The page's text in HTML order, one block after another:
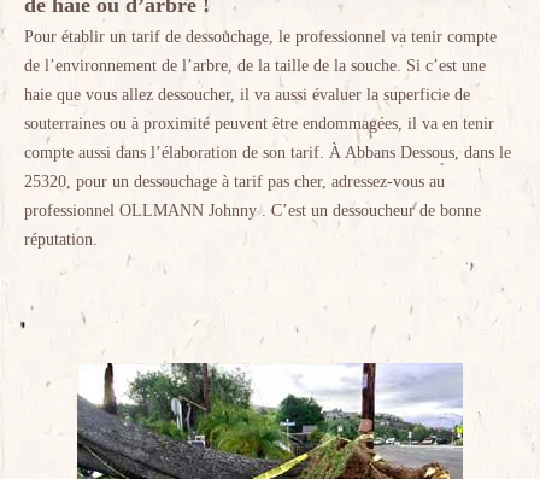
de haie ou d’arbre !
Pour établir un tarif de dessouchage, le professionnel va tenir compte
de l’environnement de l’arbre, de la taille de la souche. Si c’est une
haie que vous allez dessoucher, il va aussi évaluer la superficie de
souterraines ou à proximité peuvent être endommagées, il va en tenir
compte aussi dans l’élaboration de son tarif. À Abbans Dessous, dans le
25320, pour un dessouchage à tarif pas cher, adressez-vous au
professionnel OLLMANN Johnny . C’est un dessoucheur de bonne
réputation.